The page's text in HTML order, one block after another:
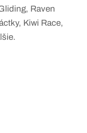
Raven
Kiwi Race,